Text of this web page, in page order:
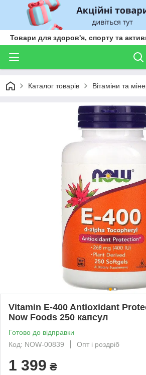
Товари для здоров'я, спорту та
Каталог товарів Вітаміни та
Vitamin E-400 Antioxidant
Now Foods 250 капсул
Готово до відправки
Код: NOW-00839
Опт і роздріб
1 399 ₴